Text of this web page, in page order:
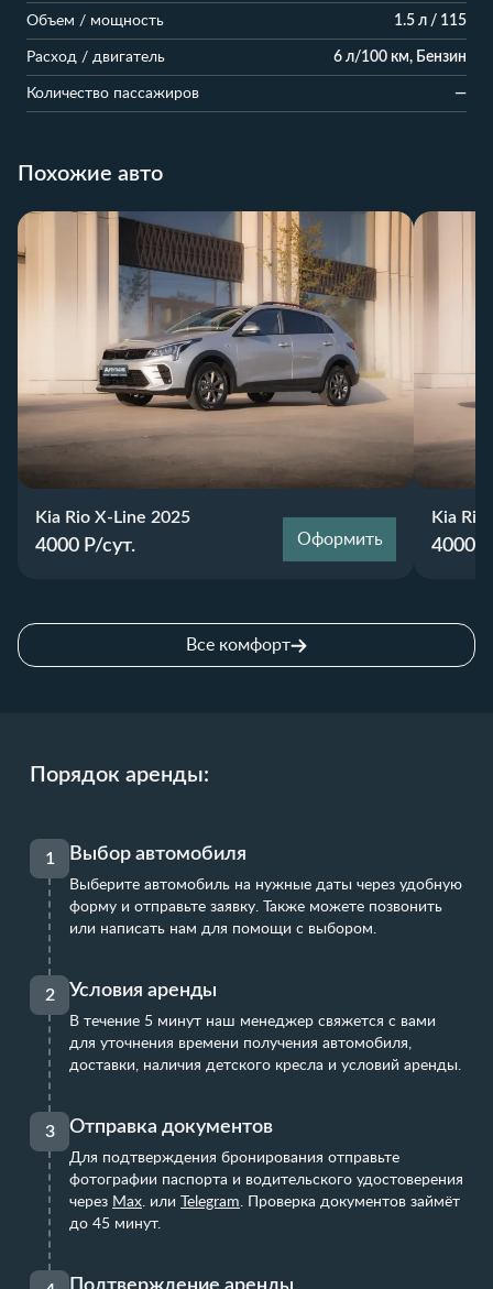
Объем / мощность 1.5 л / 115
Расход / двигатель 6 л/100 км, Бензин
Количество пассажиров —
Похожие авто
Kia Rio X-Line 2025
4000 Р/сут. Оформить
Kia
4000
Все комфорт
Порядок аренды:
1 Выбор автомобиля
Выберите автомобиль на нужные даты через удобную
форму и отправьте заявку. Также можете позвонить
или написать нам для помощи с выбором.
2 Условия аренды
В течение 5 минут наш менеджер свяжется с вами
для уточнения времени получения автомобиля,
доставки, наличия детского кресла и условий аренды.
3 Отправка документов
Для подтверждения бронирования отправьте
фотографии паспорта и водительского удостоверения
через Max. или Telegram. Проверка документов займёт
до 45 минут.